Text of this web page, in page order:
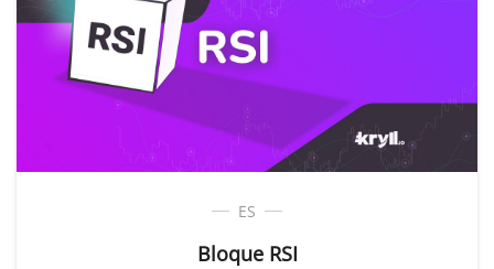
ES
Bloque RSI